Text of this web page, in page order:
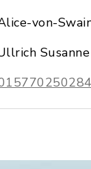
von-
Susanne